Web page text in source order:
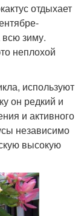
отдыхает
зиму.
неплохой
используют
он редкий и
и активного
независимо
высокую